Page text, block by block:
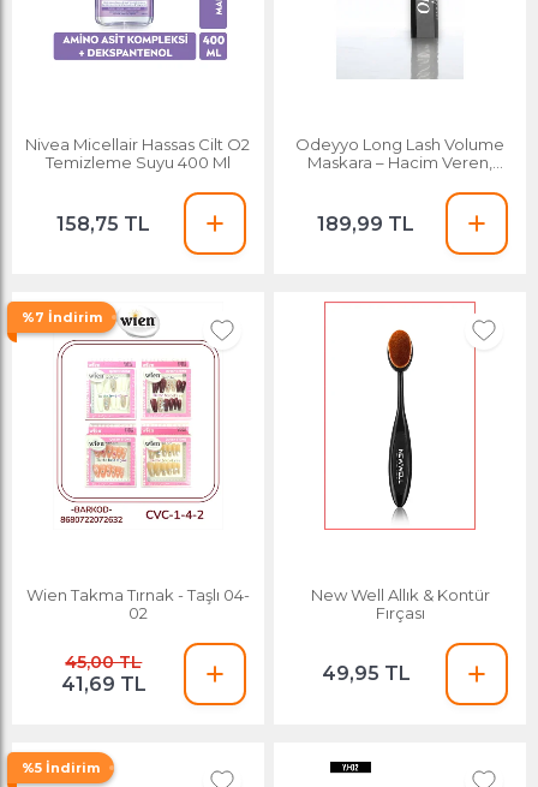
Nivea Micellair Hassas Cilt O2
Temizleme Suyu 400 Ml
158,75 TL
Odeyyo Long Lash Volume
Maskara – Hacim Veren,
189,99 TL
%7 İndirim
Wien Takma Tırnak - Taşlı 04-
02
45,00 TL
41,69 TL
New Well Allık & Kontür
Fırçası
49,95 TL
%5 İndirim